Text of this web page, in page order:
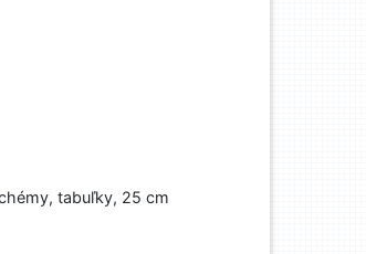
tabuľky, 25 cm